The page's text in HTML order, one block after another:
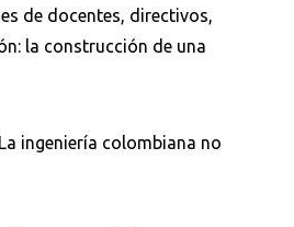
de docentes, directivos,
la construcción de una
ingeniería colombiana no